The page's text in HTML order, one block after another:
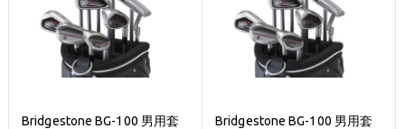
Bridgestone BG-100 男用套
Bridgestone BG-100 男用套